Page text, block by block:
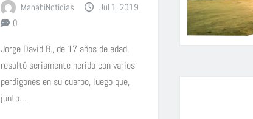
ManabiNoticias
Jul 1, 2019
0
Jorge David B., de 17 años de edad,
resultó seriamente herido con varios
perdigones en su cuerpo, luego que,
junto…